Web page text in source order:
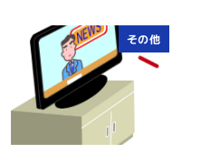
その他